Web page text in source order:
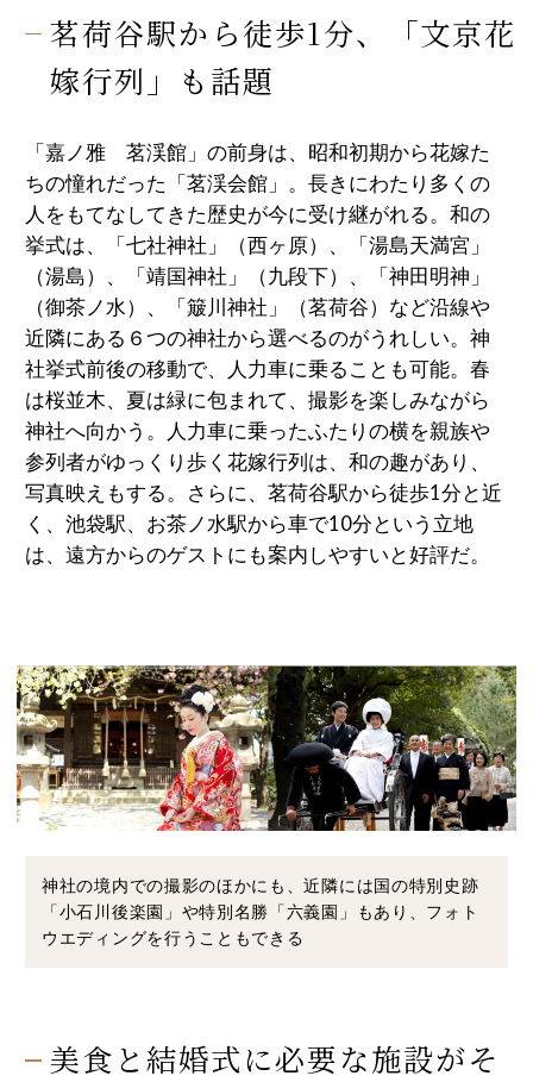
茗荷谷駅から徒歩1分、「文京花
嫁行列」も話題
「嘉ノ雅 茗渓館」の前身は、昭和初期から花嫁た
ちの憧れだった「茗渓会館」。長きにわたり多くの
人をもてなしてきた歴史が今に受け継がれる。和の
挙式は、「七社神社」（西ヶ原）、「湯島天満宮」
（湯島）、「靖国神社」（九段下）、「神田明神」
（御茶ノ水）、「簸川神社」（茗荷谷）など沿線や
近隣にある６つの神社から選べるのがうれしい。神
社挙式前後の移動で、人力車に乗ることも可能。春
は桜並木、夏は緑に包まれて、撮影を楽しみながら
神社へ向かう。人力車に乗ったふたりの横を親族や
参列者がゆっくり歩く花嫁行列は、和の趣があり、
写真映えもする。さらに、茗荷谷駅から徒歩1分と近
く、池袋駅、お茶ノ水駅から車で10分という立地
は、遠方からのゲストにも案内しやすいと好評だ。
神社の境内での撮影のほかにも、近隣には国の特別史跡
「小石川後楽園」や特別名勝「六義園」もあり、フォト
ウエディングを行うこともできる
美食と結婚式に必要な施設がそ